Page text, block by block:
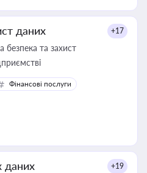
даних +17
безпека та захист
Фінансові послуги
даних +19